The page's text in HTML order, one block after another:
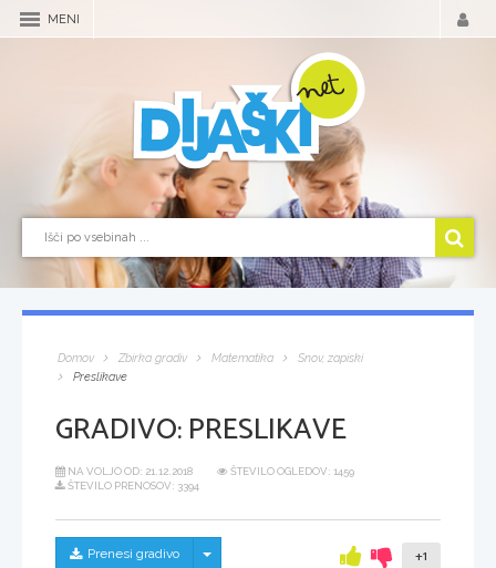
MENI
Domov Zbirka gradiv Matematika
Snov, zapiski
Preslikave
GRADIVO:PRESLIKAVE
NA VOLJO OD: 21.12.2018
ŠTEVILO OGLEDOV: 1459
ŠTEVILO PRENOSOV: 3394
Prenesi gradivo Skrij/prikaži meni +1